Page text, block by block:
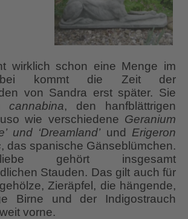
wirklich schon eine Menge im
kommt die Zeit der
von Sandra erst später. Sie
cannabina, den hanfblättrigen
wie verschiedene Geranium
und ‘Dreamland’und Erigeron
, das spanische Gänseblümchen.
gehört insgesamt
Stauden. Das gilt auch für
Zieräpfel, die hängende,
Birne und der Indigostrauch
vorne.